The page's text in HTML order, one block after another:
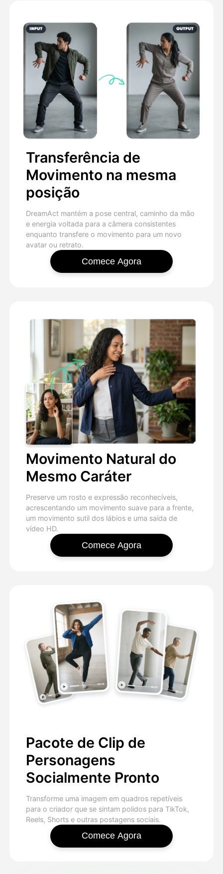
Transferência de
Movimento na mesma
posição
DreamAct mantém a pose central, caminho da mão
e energia voltada para a câmera consistentes
enquanto transfere o movimento para um novo
avatar ou retrato.
Comece Agora
Movimento Natural do
Mesmo Caráter
Preserve um rosto e expressão reconhecíveis,
acrescentando um movimento suave para a frente,
um movimento sutil dos lábios e uma saída de
vídeo HD.
Comece Agora
Pacote de Clip de
Personagens
Socialmente Pronto
Transforme uma imagem em quadros repetíveis
para o criador que se sintam polidos para TikTok,
Reels, Shorts e outras postagens sociais.
Comece Agora